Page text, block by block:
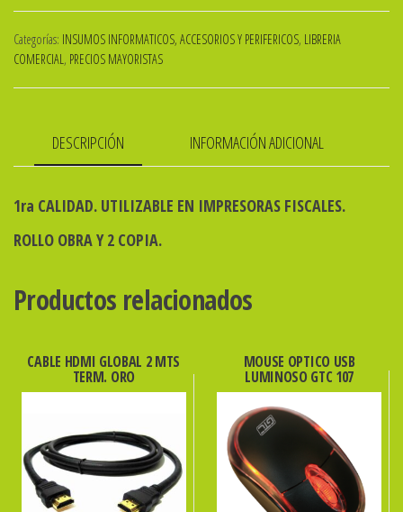
QUIMICO
76x20
COPIAS
cantidad
Categorías: INSUMOS INFORMATICOS, ACCESORIOS Y PERIFERICOS, LIBRERIA
COMERCIAL , PRECIOS MAYORISTAS
DESCRIPCIÓN INFORMACIÓN ADICIONAL
1ra CALIDAD. UTILIZABLE EN IMPRESORAS FISCALES.
ROLLO OBRA Y 2 COPIA.
Productos relacionados
CABLE HDMI GLOBAL 2 MTS
TERM. ORO
MOUSE OPTICO USB
LUMINOSO GTC 107